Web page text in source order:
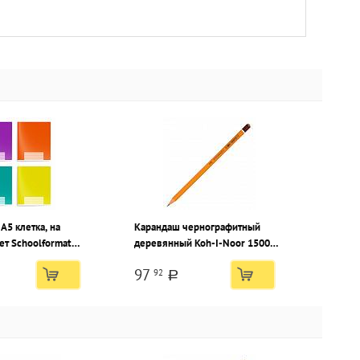
клетка, на
Schoolformat
мелованный
Карандаш чернографитный
деревянный Koh-I-Noor 1500
8В заточенный, шестигранный,
картонная коробка
97 92 a